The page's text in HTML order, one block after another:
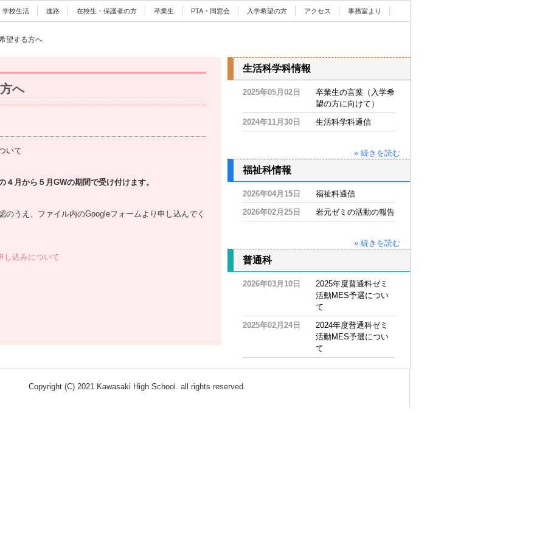
学校生活 進路 在校生・保護者の方 卒業生 PTA・同窓会 入学希望の方 アクセス 事務室より
望する方へ
へ
いて
月から５月GWの期間で受け付けます。
のうえ、ファイル内のGoogleフォームより申し込んでく
し込みについて
生活科学科情報
2025年05月02日
卒業生の言葉（入学希
望の方に向けて）
2024年11月30日
生活科学科通信
» 続きを読む
福祉科情報
2026年04月15日
福祉科通信
2026年02月25日
岩元ゼミの活動の報告
» 続きを読む
普通科
2026年03月10日
2025年度普通科ゼミ
活動MES予選につい
て
2025年02月24日
2024年度普通科ゼミ
活動MES予選につい
て
Copyright (C) 2021 Kawasaki High School. all rights reserved.